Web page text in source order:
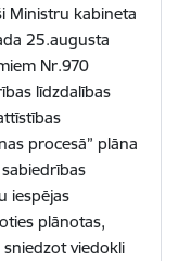
Ministru kabineta
25.augusta
Nr.970
līdzdalības
procesā” plāna
iespējas
plānotas,
sniedzot viedokli